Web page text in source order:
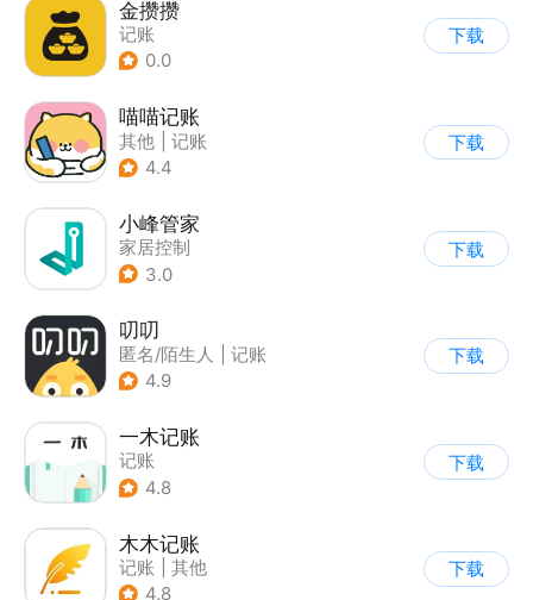
金攒攒
记账
0.0
下载
喵喵记账
其他
记账
4.4
下载
小峰管家
家居控制
3.0
下载
叨叨
匿名/陌生人
记账
4.9
下载
一木记账
记账
4.8
下载
木木记账
记账
其他
4.8
下载